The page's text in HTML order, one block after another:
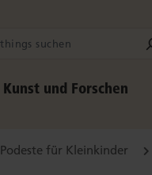
Kunst und Forschen
Podeste für Kleinkinder